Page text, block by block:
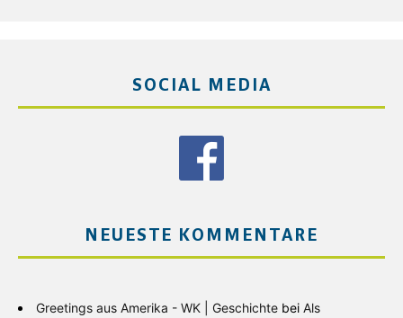
SOCIAL MEDIA
NEUESTE KOMMENTARE
Greetings aus Amerika - WK | Geschichte bei Als